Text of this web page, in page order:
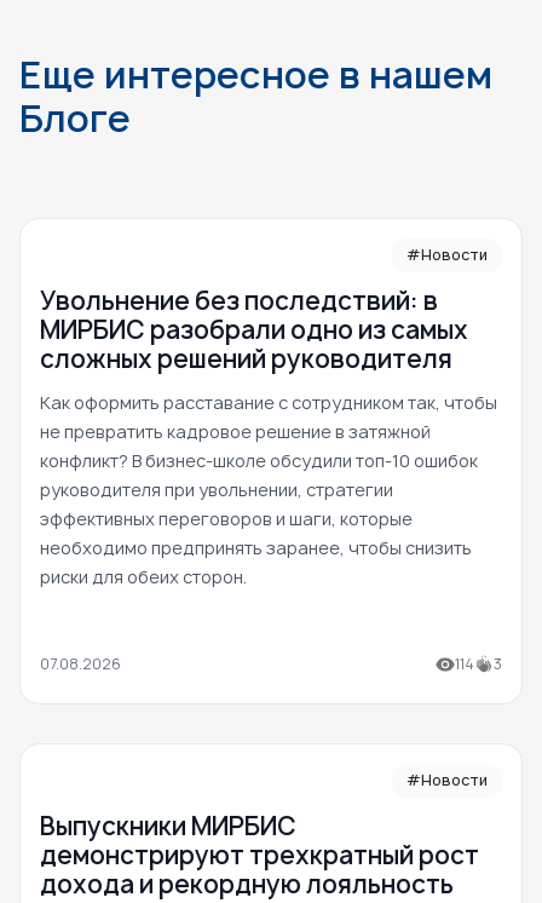
Еще интересное в нашем
Блоге
#Новости
Увольнение без последствий: в
МИРБИС разобрали одно из самых
сложных решений руководителя
Как оформить расставание с сотрудником так, чтобы
не превратить кадровое решение в затяжной
конфликт? В бизнес-школе обсудили топ-10 ошибок
руководителя при увольнении, стратегии
эффективных переговоров и шаги, которые
необходимо предпринять заранее, чтобы снизить
риски для обеих сторон.
07.08.2026 114 3
#Новости
Выпускники МИРБИС
демонстрируют трехкратный рост
дохода и рекордную лояльность